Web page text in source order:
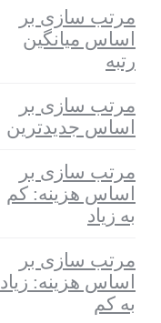
مرتب سازی بر
اساس میانگین
رتبه
مرتب سازی بر
اساس جدیدترین
مرتب سازی بر
اساس هزینه: کم
به زیاد
مرتب سازی بر
اساس هزینه: زیاد
به کم